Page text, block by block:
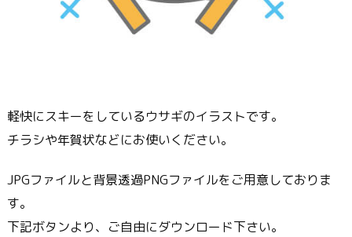
軽快にスキーをしているウサギのイラストです。
チラシや年賀状などにお使いください。
JPGファイルと背景透過PNGファイルをご用意しておりま
す。
下記ボタンより、ご自由にダウンロード下さい。